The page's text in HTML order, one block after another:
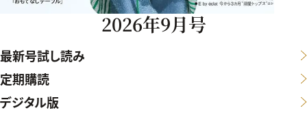
2026年9月号
最新号試し読み
定期購読
デジタル版